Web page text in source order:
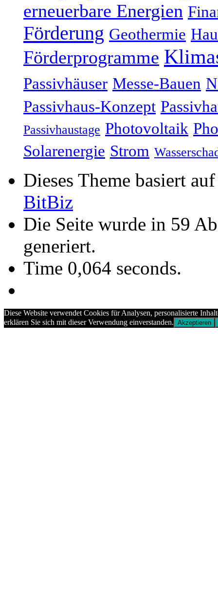
erneuerbare Energien
Förderung Geothermie
Förderprogramme
Passivhäuser Messe-Bauen
Passivhaus-Konzept
Passivhaustage Photovoltaik
Solarenergie Strom
Dieses Theme basiert
BitBiz
Die Seite wurde in 59
generiert.
Time 0,064 seconds.
Diese Website verwendet Cookies für Analysen, personalisierte
erklären Sie sich mit dieser Verwendung einverstanden. Akzeptieren